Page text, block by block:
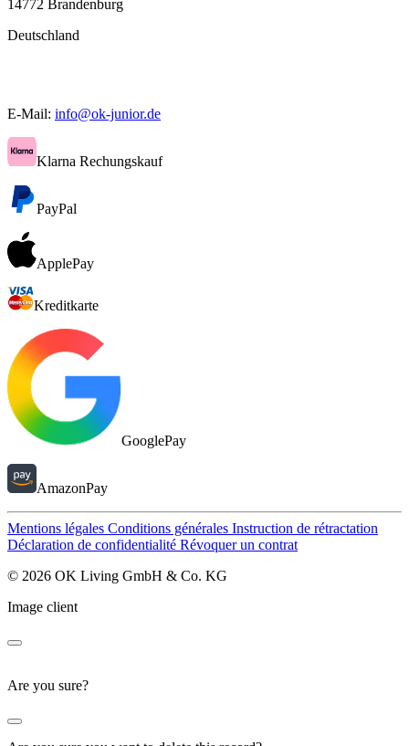
14772 Brandenburg
Deutschland
E-Mail: info@ok-junior.de
Klarna Rechungskauf
PayPal
ApplePay
Kreditkarte
GooglePay
AmazonPay
Mentions légales Conditions générales Instruction de rétractation
Déclaration de confidentialité Révoquer un contrat
© 2026 OK Living GmbH & Co. KG
Image client
Are you sure?